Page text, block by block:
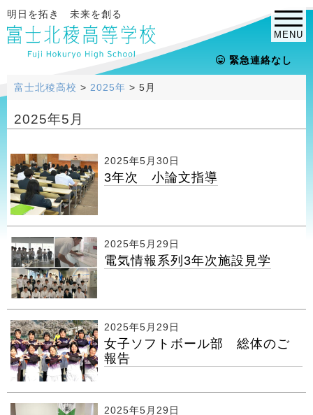
MENU
明日を拓き 未来を創る
緊急連絡なし
富士北稜高校 > 2025年 > 5月
2025年5月
2025年5月30日
3年次 小論文指導
2025年5月29日
電気情報系列3年次施設見学
2025年5月29日
女子ソフトボール部 総体のご
報告
2025年5月29日